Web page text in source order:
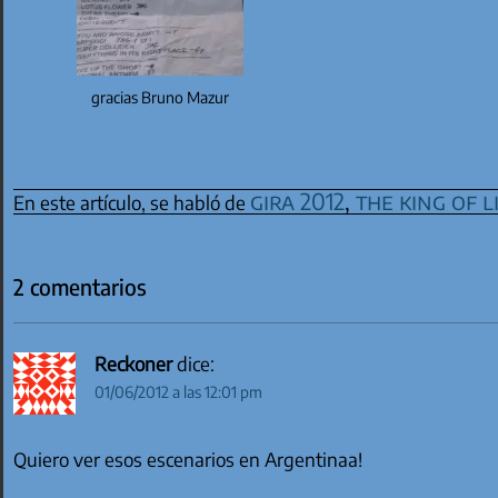
gracias Bruno Mazur
En este artículo, se habló de gira 2012 the king of
2 comentarios
Reckonerdice:
01/06/2012 a las 12:01 pm
Quiero ver esos escenarios en Argentinaa!